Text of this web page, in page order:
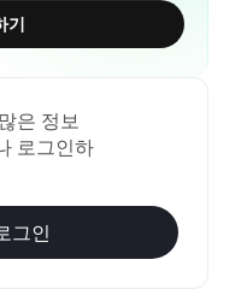
기
은 정보
로그인하
그인